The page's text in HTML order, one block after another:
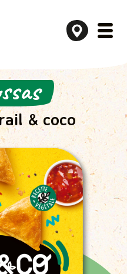
& coco